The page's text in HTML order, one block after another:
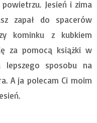
Jesień i zima
zapał do spacerów
kominku z kubkiem
za pomocą książki w
sposobu na
A ja polecam Ci moim